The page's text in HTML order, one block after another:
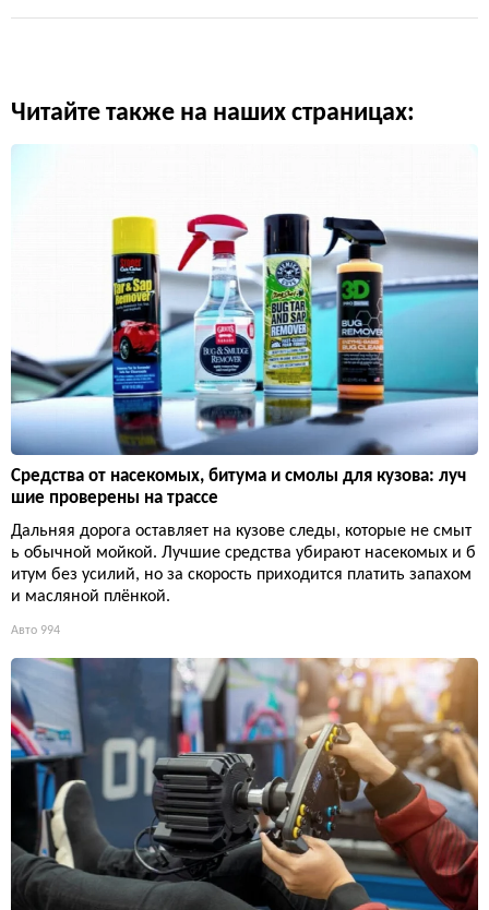
Читайте также на наших страницах:
Средства от насекомых, битума и смолы для кузова: луч
шие проверены на трассе
Дальняя дорога оставляет на кузове следы, которые не смыт
ь обычной мойкой. Лучшие средства убирают насекомых и б
итум без усилий, но за скорость приходится платить запахом
и масляной плёнкой.
Авто 994